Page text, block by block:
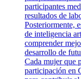
participantes
resultados de
Posteriormente,
de inteligencia
comprender
desarrollo de
Cada mujer que
participación en